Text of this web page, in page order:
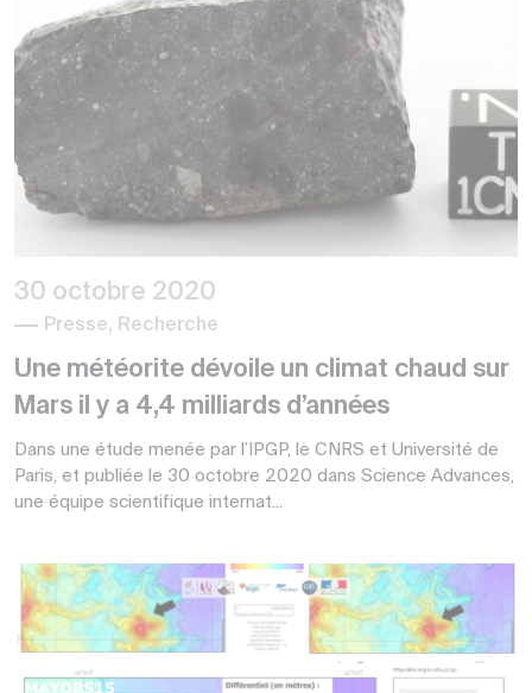
30 octobre 2020
Presse, Recherche
Une météorite dévoile un climat chaud sur
Mars il y a 4,4 milliards d’années
Dans une étude menée par l’IPGP, le CNRS et Université de
Paris, et publiée le 30 octobre 2020 dans Science Advances,
une équipe scientifique internat...